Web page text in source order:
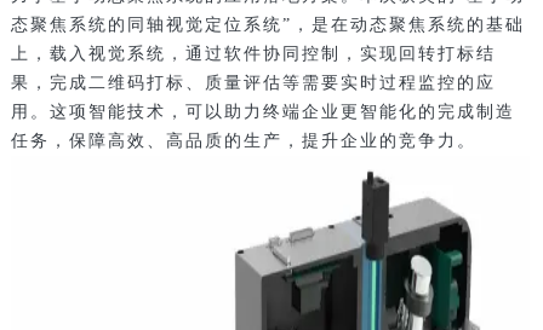
态聚焦系统的同轴视觉定位系统”，是在动态聚焦系统的基础
上，载入视觉系统，通过软件协同控制，实现回转打标结
果，完成二维码打标、质量评估等需要实时过程监控的应
用。这项智能技术，可以助力终端企业更智能化的完成制造
任务，保障高效、高品质的生产，提升企业的竞争力。